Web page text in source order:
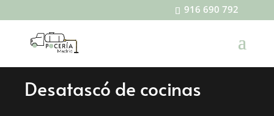
916 690 792
Desatascó de cocinas